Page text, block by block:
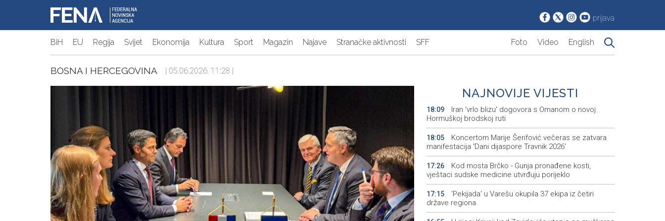
prijava
BiH EU Regija Svijet Ekonomija Kultura Sport Magazin Najave Stranačke aktivnosti SFF Foto Video English
BOSNA I HERCEGOVINA | 05.06.2026. 11:28 |
NAJNOVIJE VIJESTI
18:09
Iran 'vrlo blizu' dogovora s Omanom o novoj
Hormuškoj brodskoj ruti
18:05
Koncertom Marije Šerifović večeras se zatvara
manifestacija 'Dani dijaspore Travnik 2026'
17:26
Kod mosta Brčko - Gunja pronađene kosti,
vještaci sudske medicine utvrđuju porijeklo
17:15
'Pekijada' u Varešu okupila 37 ekipa iz četiri
države regiona